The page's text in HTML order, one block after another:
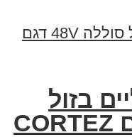
בזול